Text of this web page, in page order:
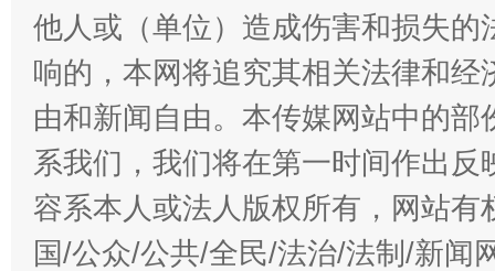
习近平的博鳌关键词
魏明亮
他人或（单位）造成伤害和损失
响的，本网将追究其相关法律和
由和新闻自由。本传媒网站中的
系我们，我们将在第一时间作出
容系本人或法人版权所有，网站
国/公众/公共/全民/法治/法制/新闻